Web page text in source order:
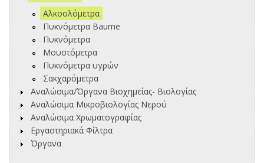
Αλκοολόμετρα
Πυκνόμετρα Baume
Πυκνόμετρα
Μουστόμετρα
Πυκνόμετρα υγρών
Σακχαρόμετρα
Αναλώσιμα/Όργανα Βιοχημείας- Βιολογίας
Αναλώσιμα Μικροβιολογίας Νερού
Αναλώσιμα Χρωματογραφίας
Εργαστηριακά Φίλτρα
Όργανα